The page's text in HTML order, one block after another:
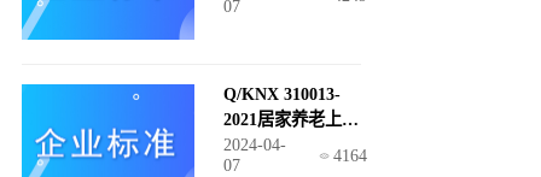
07
Q/KNX 310013-
2021居家养老上门
服务规范
2024-04-
07
4164